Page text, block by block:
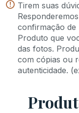
FEITO
Tirem suas
confirmação de
Produto que
das fotos.
com cópias ou
autenticidade.